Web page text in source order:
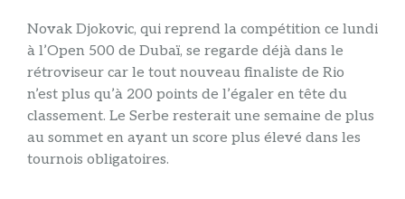
Novak Djokovic, qui reprend la compétition ce lundi
à l’Open 500 de Dubaï, se regarde déjà dans le
rétroviseur car le tout nouveau finaliste de Rio
n’est plus qu’à 200 points de l’égaler en tête du
classement. Le Serbe resterait une semaine de plus
au sommet en ayant un score plus élevé dans les
tournois obligatoires.